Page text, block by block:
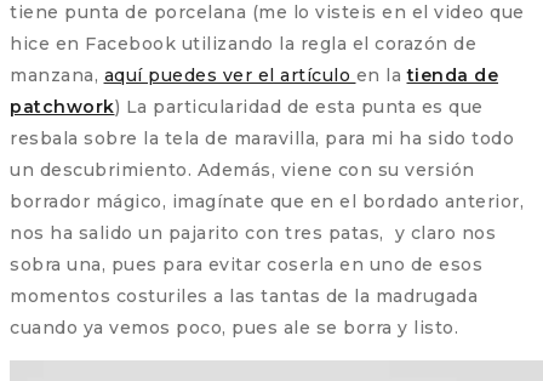
tiene punta de porcelana (me lo visteis en el video que
hice en Facebook utilizando la regla el corazón de
manzana, aquí puedes ver el artículo en latienda de
patchwork) La particularidad de esta punta es que
resbala sobre la tela de maravilla, para mi ha sido todo
un descubrimiento. Además, viene con su versión
borrador mágico, imagínate que en el bordado anterior,
nos ha salido un pajarito con tres patas, y claro nos
sobra una, pues para evitar coserla en uno de esos
momentos costuriles a las tantas de la madrugada
cuando ya vemos poco, pues ale se borra y listo.